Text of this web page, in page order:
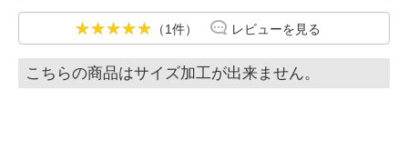
（1件） レビューを見る
こちらの商品はサイズ加工が出来ません。